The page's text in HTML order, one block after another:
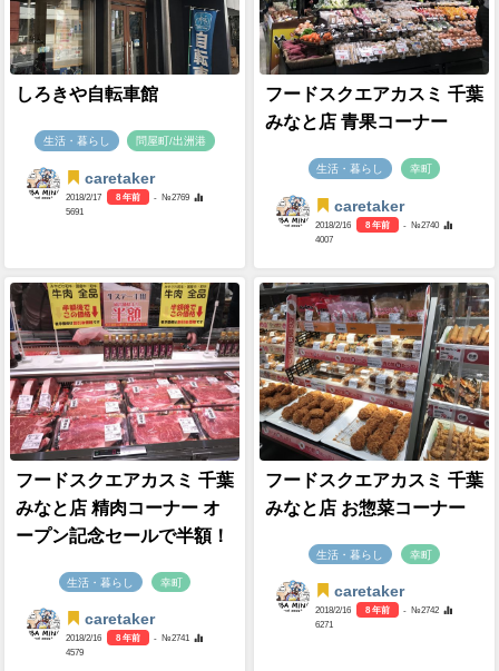
しろきや自転車館
生活・暮らし 問屋町/出洲港
caretaker
2018/2/17 8 年前
- №2769
5691
フードスクエアカスミ 千葉
みなと店 青果コーナー
生活・暮らし 幸町
caretaker
2018/2/16 8 年前
- №2740
4007
フードスクエアカスミ 千葉
みなと店 精肉コーナー オ
ープン記念セールで半額！
生活・暮らし 幸町
caretaker
2018/2/16 8 年前
- №2741
4579
フードスクエアカスミ 千葉
みなと店 お惣菜コーナー
生活・暮らし 幸町
caretaker
2018/2/16 8 年前
- №2742
6271